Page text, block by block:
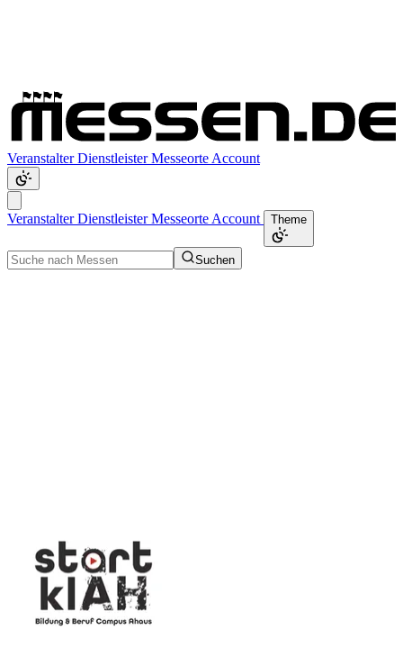
VeranstalterDienstleisterMesseorte Account
VeranstalterDienstleisterMesseorte Account Theme
Suchen